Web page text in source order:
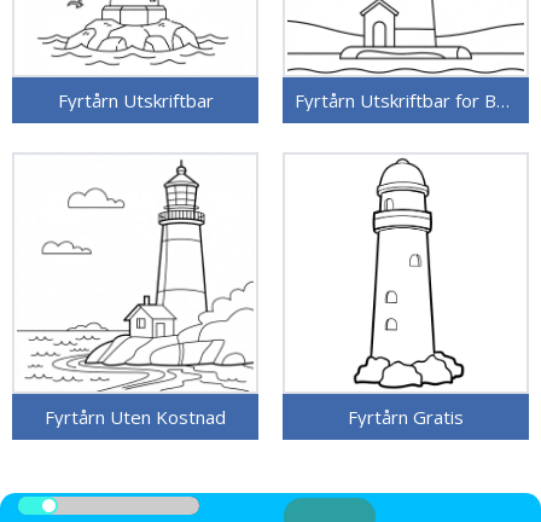
Fyrtårn Utskriftbar Fyrtårn Utskriftbar for Barn
Fyrtårn Uten Kostnad Fyrtårn Gratis